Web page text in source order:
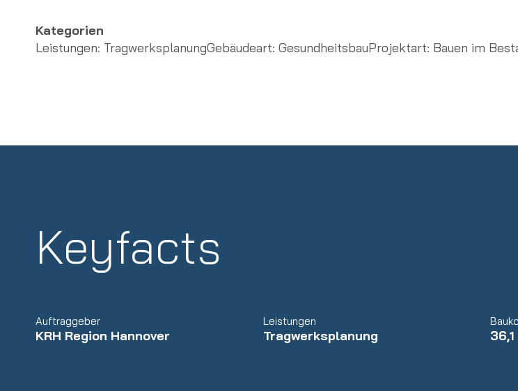
Kategorien
Leistungen: TragwerksplanungGebäudeart: GesundheitsbauProjektart: Bauen im
Keyfacts
Auftraggeber
KRH Region Hannover
Leistungen
Tragwerksplanung